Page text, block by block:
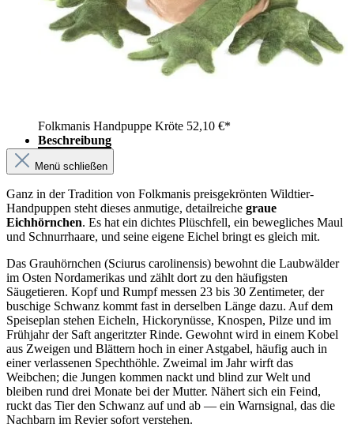
Folkmanis Handpuppe Kröte 52,10 €*
Beschreibung
Menü schließen
Ganz in der Tradition von Folkmanis preisgekrönten Wildtier-
Handpuppen steht dieses anmutige, detailreiche graue
Eichhörnchen. Es hat ein dichtes Plüschfell, ein bewegliches Maul
und Schnurrhaare, und seine eigene Eichel bringt es gleich mit.
Das Grauhörnchen (Sciurus carolinensis) bewohnt die Laubwälder
im Osten Nordamerikas und zählt dort zu den häufigsten
Säugetieren. Kopf und Rumpf messen 23 bis 30 Zentimeter, der
buschige Schwanz kommt fast in derselben Länge dazu. Auf dem
Speiseplan stehen Eicheln, Hickorynüsse, Knospen, Pilze und im
Frühjahr der Saft angeritzter Rinde. Gewohnt wird in einem Kobel
aus Zweigen und Blättern hoch in einer Astgabel, häufig auch in
einer verlassenen Spechthöhle. Zweimal im Jahr wirft das
Weibchen; die Jungen kommen nackt und blind zur Welt und
bleiben rund drei Monate bei der Mutter. Nähert sich ein Feind,
ruckt das Tier den Schwanz auf und ab — ein Warnsignal, das die
Nachbarn im Revier sofort verstehen.